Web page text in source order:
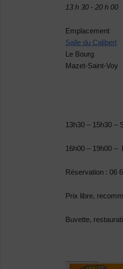
13 h 30 - 20 h 00
Emplacement
Salle du Calibert
Le Bourg
Mazet-Saint-Voy
13h30 – 15h30 –
16h00 – 19h00 –
Réservation : 06
Prix libre,
Buvette,